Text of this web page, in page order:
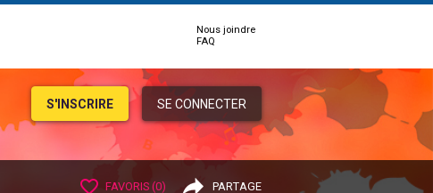
Nous joindre
FAQ
S'INSCRIRE SE CONNECTER
FAVORIS (0) PARTAGE